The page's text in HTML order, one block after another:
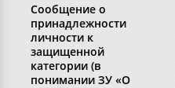
Сообщение о
принадлежности
личности к
защищенной
категории (в
понимании ЗУ «О